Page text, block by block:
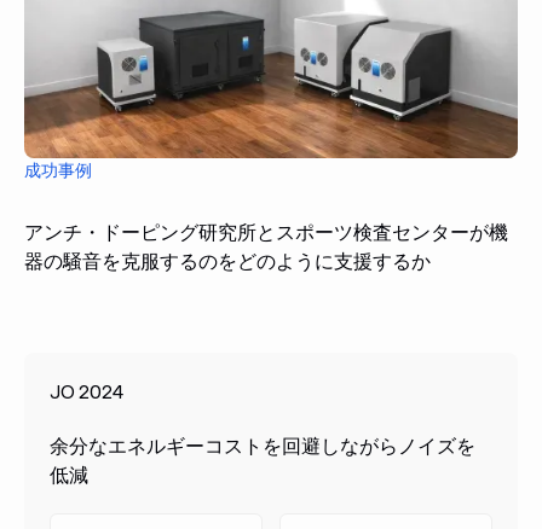
成功事例
アンチ・ドーピング研究所とスポーツ検査センターが機
器の騒音を克服するのをどのように支援するか
JO 2024
余分なエネルギーコストを回避しながらノイズを
低減